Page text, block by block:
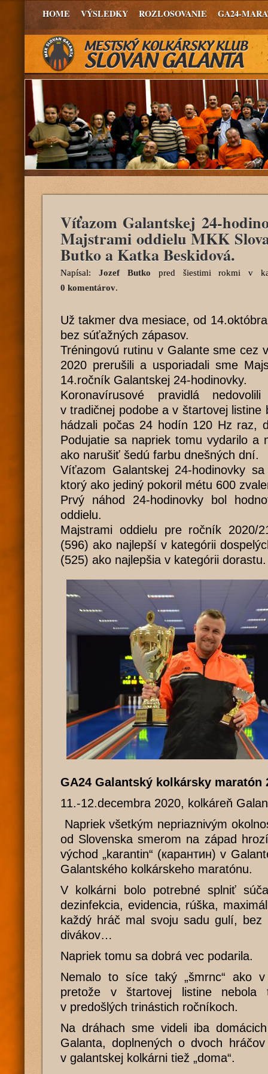
HOME VÝSLEDKY ROZLOSOVANIE GA24-
Víťazom Galantskej 24-
Majstrami oddielu MKK
Butko a Katka Beskidová.
Napísal: Jozef Butko pred šiestimi rokmi v
0 komentárov.
Už takmer dva mesiace, od
bez súťažných zápasov.
Tréningovú rutinu v Galante sme cez
2020 prerušili a usporiadali sme
14.ročník Galantskej 24-hodinovky.
Koronavírusové pravidlá
v tradičnej podobe a v štartovej listine
hádzali počas 24 hodín 120 Hz raz,
Podujatie sa napriek tomu vydarilo a
ako narušiť šedú farbu dnešných dní.
Víťazom Galantskej 24-hodinovky
ktorý ako jediný pokoril métu 600
Prvý náhod 24-hodinovky bol
oddielu.
Majstrami oddielu pre ročník 2020/
(596) ako najlepší v kategórii
(525) ako najlepšia v kategórii dorastu.
GA24 Galantský kolkársky maratón
11.-12.decembra 2020, kolkáreň
Napriek všetkým nepriaznivým
od Slovenska smerom na západ
východ „karantin“ (карантин) v
Galantského kolkárskeho maratónu.
V kolkárni bolo potrebné splniť
dezinfekcia, evidencia, rúška,
každý hráč mal svoju sadu gulí,
divákov…
Napriek tomu sa dobrá vec podarila.
Nemalo to síce taký „šmrnc“ ako
pretože v štartovej listine nebola
v predošlých trinástich ročníkoch.
Na dráhach sme videli iba
Galanta, doplnených o dvoch
v galantskej kolkárni tiež „doma“.